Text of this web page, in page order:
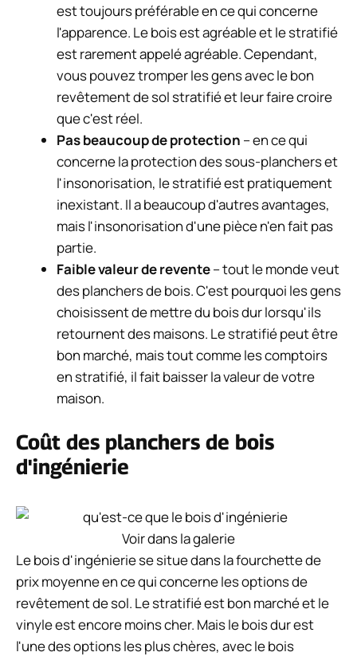
est toujours préférable en ce qui concerne
l'apparence. Le bois est agréable et le stratifié
est rarement appelé agréable. Cependant,
vous pouvez tromper les gens avec le bon
revêtement de sol stratifié et leur faire croire
que c'est réel.
Pas beaucoup de protection – en ce qui
concerne la protection des sous-planchers et
l'insonorisation, le stratifié est pratiquement
inexistant. Il a beaucoup d'autres avantages,
mais l'insonorisation d'une pièce n'en fait pas
partie.
Faible valeur de revente– tout le monde veut
des planchers de bois. C'est pourquoi les gens
choisissent de mettre du bois dur lorsqu'ils
retournent des maisons. Le stratifié peut être
bon marché, mais tout comme les comptoirs
en stratifié, il fait baisser la valeur de votre
maison.
Coût des planchers de bois
d'ingénierie
Voir dans la galerie
Le bois d'ingénierie se situe dans la fourchette de
prix moyenne en ce qui concerne les options de
revêtement de sol. Le stratifié est bon marché et le
vinyle est encore moins cher. Mais le bois dur est
l'une des options les plus chères, avec le bois